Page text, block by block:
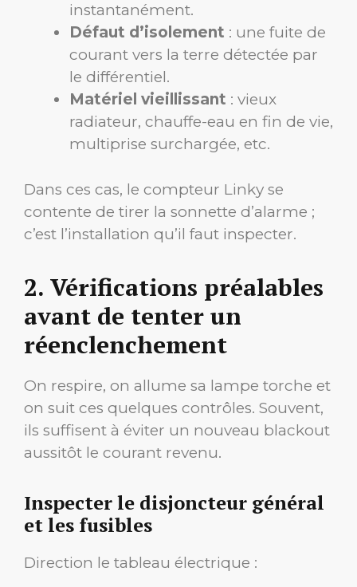
instantanément.
Défaut d’isolement : une fuite de
courant vers la terre détectée par
le différentiel.
Matériel vieillissant : vieux
radiateur, chauffe-eau en fin de vie,
multiprise surchargée, etc.
Dans ces cas, le compteur Linky se
contente de tirer la sonnette d’alarme ;
c’est l’installation qu’il faut inspecter.
2. Vérifications préalables
avant de tenter un
réenclenchement
On respire, on allume sa lampe torche et
on suit ces quelques contrôles. Souvent,
ils suffisent à éviter un nouveau blackout
aussitôt le courant revenu.
Inspecter le disjoncteur général
et les fusibles
Direction le tableau électrique :